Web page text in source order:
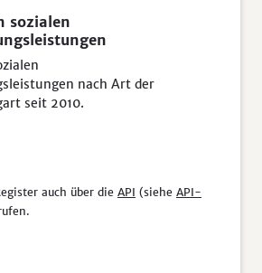
sozialen
nach Art der
seit 2010.
auch über die API (siehe API-